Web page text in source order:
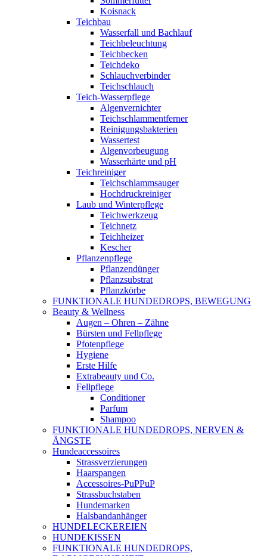
Koisnack
Teichbau
Wasserfall und Bachlauf
Teichbeleuchtung
Teichbecken
Teichdeko
Schlauchverbinder
Teichschlauch
Teich-Wasserpflege
Algenvernichter
Teichschlammentferner
Reinigungsbakterien
Wassertest
Algenvorbeugung
Wasserhärte und pH
Teichreiniger
Teichschlammsauger
Hochdruckreiniger
Laub und Winterpflege
Teichwerkzeug
Teichnetz
Teichheizer
Kescher
Pflanzenpflege
Pflanzendünger
Pflanzsubstrat
Pflanzkörbe
FUNKTIONALE HUNDEDROPS, BEWEGUNG
Beauty & Wellness
Augen – Ohren – Zähne
Bürsten und Fellpflege
Pfotenpflege
Hygiene
Erste Hilfe
Extrabeauty und Co.
Fellpflege
Conditioner
Parfum
Shampoo
FUNKTIONALE HUNDEDROPS, NERVEN &
ÄNGSTE
Hundeaccessoires
Strassverzierungen
Haarspangen
Accessoires-PuPPuP
Strassbuchstaben
Hundemarken
Halsbandanhänger
HUNDELECKEREIEN
HUNDEKISSEN
FUNKTIONALE HUNDEDROPS,